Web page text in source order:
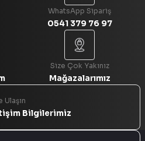
WhatsApp Sipariş
0541 379 76 97
Size Çok Yakınız
Mağazalarımız
Ulaşın
Bilgilerimiz